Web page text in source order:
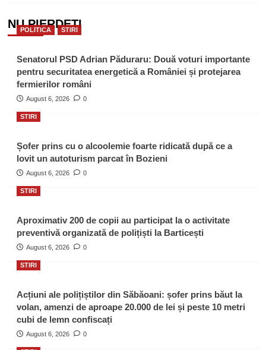
NU PIERDEȚI
POLITICA STIRI
Senatorul PSD Adrian Păduraru: Două voturi importante
pentru securitatea energetică a României și protejarea
fermierilor români
August 6, 2026 0
STIRI
Șofer prins cu o alcoolemie foarte ridicată după ce a
lovit un autoturism parcat în Bozieni
August 6, 2026 0
STIRI
Aproximativ 200 de copii au participat la o activitate
preventivă organizată de polițiști la Barticești
August 6, 2026 0
STIRI
Acțiuni ale polițiștilor din Săbăoani: șofer prins băut la
volan, amenzi de aproape 20.000 de lei și peste 10 metri
cubi de lemn confiscați
August 6, 2026 0